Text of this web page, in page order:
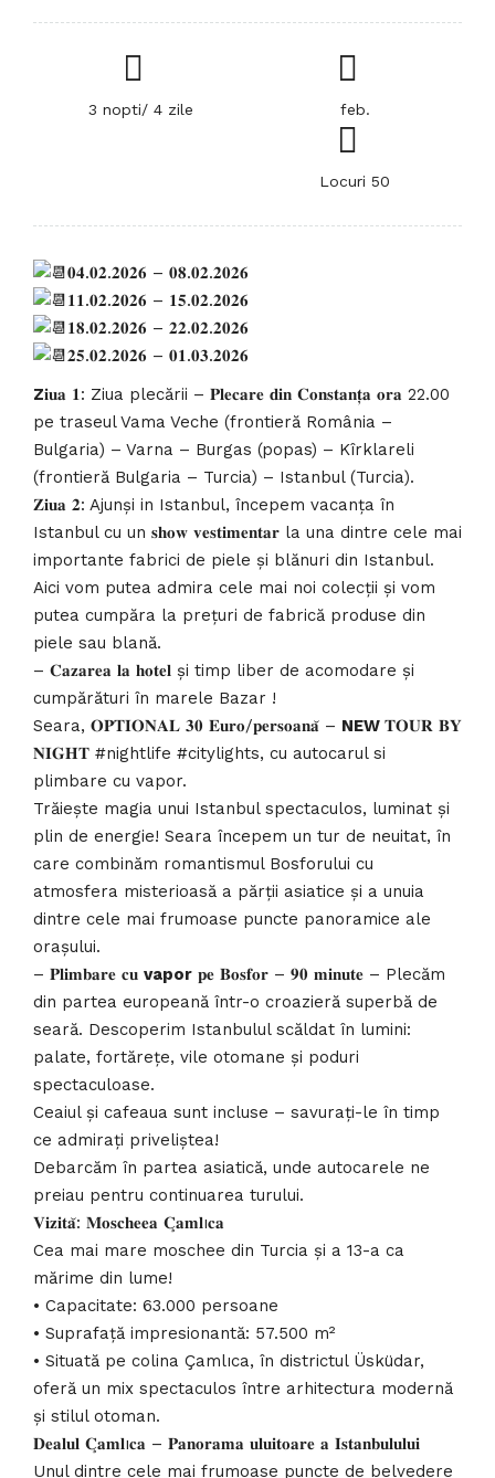
3 nopti/ 4 zile feb.
Locuri 50
𝟎𝟒.𝟎𝟐.𝟐𝟎𝟐𝟔 – 𝟎𝟖.𝟎𝟐.𝟐𝟎𝟐𝟔
𝟏𝟏.𝟎𝟐.𝟐𝟎𝟐𝟔 – 𝟏𝟓.𝟎𝟐.𝟐𝟎𝟐𝟔
𝟏𝟖.𝟎𝟐.𝟐𝟎𝟐𝟔 – 𝟐𝟐.𝟎𝟐.𝟐𝟎𝟐𝟔
𝟐𝟓.𝟎𝟐.𝟐𝟎𝟐𝟔 – 𝟎𝟏.𝟎𝟑.𝟐𝟎𝟐𝟔
Z𝐢𝐮𝐚 𝟏: Ziua plecării – 𝐏𝐥𝐞𝐜𝐚𝐫𝐞 𝐝𝐢𝐧 𝐂𝐨𝐧𝐬𝐭𝐚𝐧𝐭̦𝐚 𝐨𝐫𝐚 22.00
pe traseul Vama Veche (frontieră România –
Bulgaria) – Varna – Burgas (popas) – Kîrklareli
(frontieră Bulgaria – Turcia) – Istanbul (Turcia).
𝐙𝐢𝐮𝐚 𝟐: Ajunși in Istanbul, începem vacanța în
Istanbul cu un 𝐬𝐡𝐨𝐰 𝐯𝐞𝐬𝐭𝐢𝐦𝐞𝐧𝐭𝐚𝐫 la una dintre cele mai
importante fabrici de piele și blănuri din Istanbul.
Aici vom putea admira cele mai noi colecții și vom
putea cumpăra la prețuri de fabrică produse din
piele sau blană.
– 𝐂𝐚𝐳𝐚𝐫𝐞𝐚 𝐥𝐚 𝐡𝐨𝐭𝐞𝐥 și timp liber de acomodare și
cumpărături în marele Bazar !
Seara, 𝐎𝐏𝐓𝐈𝐎𝐍𝐀𝐋 𝟑𝟎 𝐄𝐮𝐫𝐨/𝐩𝐞𝐫𝐬𝐨𝐚𝐧𝐚̆ – NEW 𝐓𝐎𝐔𝐑 𝐁𝐘
𝐍𝐈𝐆𝐇𝐓 #nightlife #citylights, cu autocarul si
plimbare cu vapor.
Trăiește magia unui Istanbul spectaculos, luminat și
plin de energie! Seara începem un tur de neuitat, în
care combinăm romantismul Bosforului cu
atmosfera misterioasă a părții asiatice și a unuia
dintre cele mai frumoase puncte panoramice ale
orașului.
– 𝐏𝐥𝐢𝐦𝐛𝐚𝐫𝐞 𝐜𝐮 vapor 𝐩𝐞 𝐁𝐨𝐬𝐟𝐨𝐫 – 𝟗𝟎 𝐦𝐢𝐧𝐮𝐭𝐞 – Plecăm
din partea europeană într-o croazieră superbă de
seară. Descoperim Istanbulul scăldat în lumini:
palate, fortărețe, vile otomane și poduri
spectaculoase.
Ceaiul și cafeaua sunt incluse – savurați-le în timp
ce admirați priveliștea!
Debarcăm în partea asiatică, unde autocarele ne
preiau pentru continuarea turului.
𝐕𝐢𝐳𝐢𝐭𝐚̆: 𝐌𝐨𝐬𝐜𝐡𝐞𝐞𝐚 𝐂̧𝐚𝐦𝐥ı𝐜𝐚
Cea mai mare moschee din Turcia și a 13-a ca
mărime din lume!
• Capacitate: 63.000 persoane
• Suprafață impresionantă: 57.500 m²
• Situată pe colina Çamlıca, în districtul Üsküdar,
oferă un mix spectaculos între arhitectura modernă
și stilul otoman.
𝐃𝐞𝐚𝐥𝐮𝐥 𝐂̧𝐚𝐦𝐥ı𝐜𝐚 – 𝐏𝐚𝐧𝐨𝐫𝐚𝐦𝐚 𝐮𝐥𝐮𝐢𝐭𝐨𝐚𝐫𝐞 𝐚 𝐈𝐬𝐭𝐚𝐧𝐛𝐮𝐥𝐮𝐥𝐮𝐢
Unul dintre cele mai frumoase puncte de belvedere